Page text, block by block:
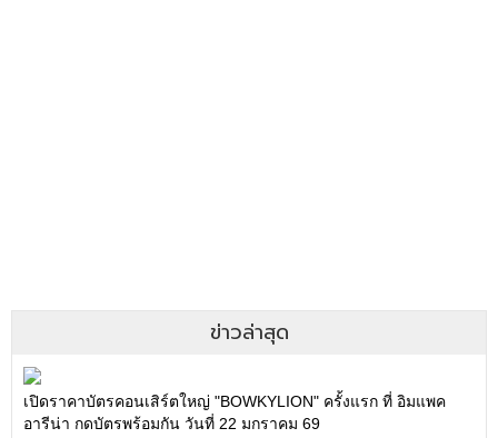
ข่าวล่าสุด
เปิดราคาบัตรคอนเสิร์ตใหญ่ "BOWKYLION" ครั้งแรก ที่ อิมแพค
อารีน่า กดบัตรพร้อมกัน วันที่ 22 มกราคม 69